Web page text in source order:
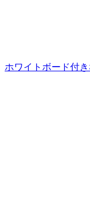
ホワイトボード付